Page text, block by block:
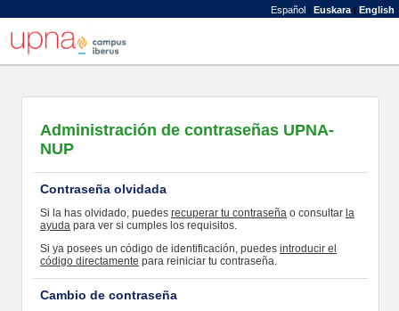
Español | Euskara | English
Administración de contraseñas UPNA-
NUP
Contraseña olvidada
Si la has olvidado, puedes recuperar tu contraseña o consultar la
ayuda para ver si cumples los requisitos.
Si ya posees un código de identificación, puedes introducir el
código directamente para reiniciar tu contraseña.
Cambio de contraseña